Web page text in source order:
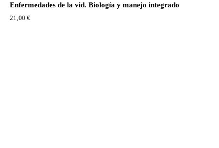
Enfermedades de la vid. Biología y manejo integrado
21,00€